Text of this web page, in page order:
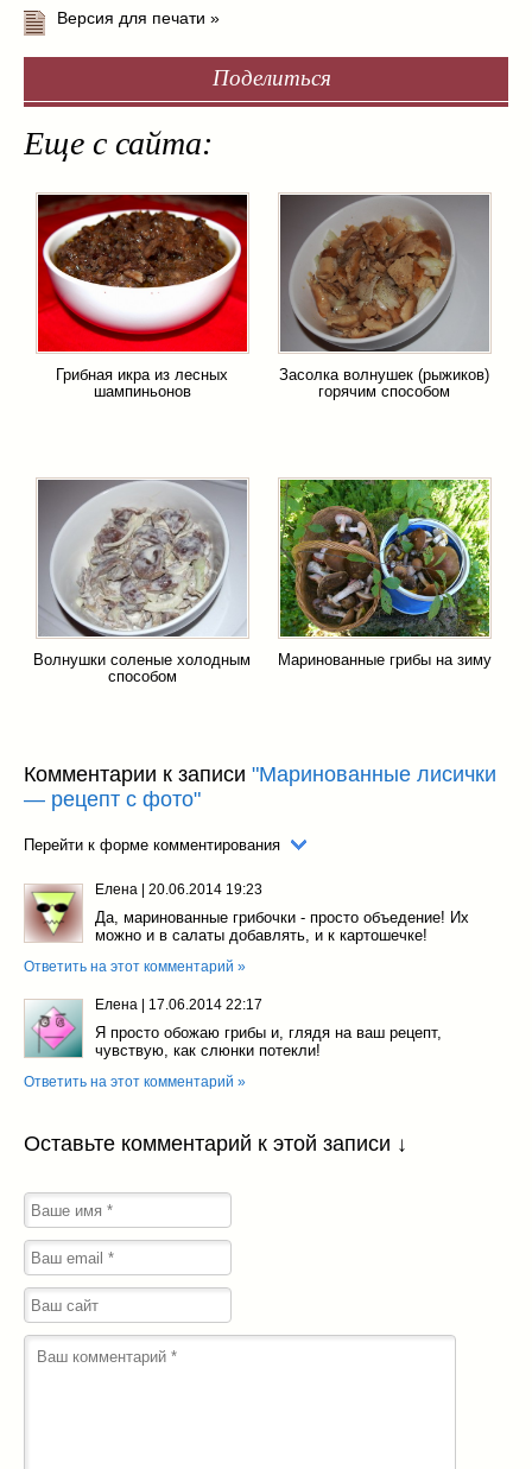
Версия для печати »
Поделиться
Еще с сайта:
Грибная икра из лесных
шампиньонов
Засолка волнушек (рыжиков)
горячим способом
Волнушки соленые холодным
способом
Маринованные грибы на зиму
Комментарии к записи "Маринованные лисички
— рецепт с фото"
Перейти к форме комментирования
Елена 20.06.2014 19:23
Да, маринованные грибочки - просто объедение! Их
можно и в салаты добавлять, и к картошечке!
Ответить на этот комментарий »
Елена 17.06.2014 22:17
Я просто обожаю грибы и, глядя на ваш рецепт,
чувствую, как слюнки потекли!
Ответить на этот комментарий »
Оставьте комментарий к этой записи ↓